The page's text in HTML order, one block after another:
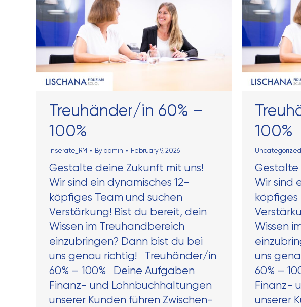
Treuhänder/in 60% –
100%
Inserate_RM By admin February 9, 2026
Gestalte deine Zukunft mit uns!
Wir sind ein dynamisches 12-
köpfiges Team und suchen
Verstärkung! Bist du bereit, dein
Wissen im Treuhandbereich
einzubringen? Dann bist du bei
uns genau richtig! Treuhänder/in
60% – 100% Deine Aufgaben
Finanz- und Lohnbuchhaltungen
unserer Kunden führen Zwischen-
100%
Uncategorized
Gestalte
Wir sind
köpfiges
Wissen
uns
60% –
Finanz-
unserer